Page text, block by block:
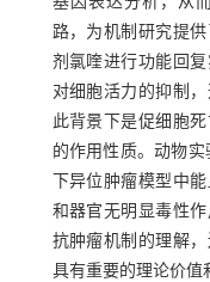
路，为机制研究提
剂氯喹进行功能回
对细胞活力的抑制
此背景下是促细胞
的作用性质。动物
下异位肿瘤模型中
和器官无明显毒性
抗肿瘤机制的理解
具有重要的理论价值